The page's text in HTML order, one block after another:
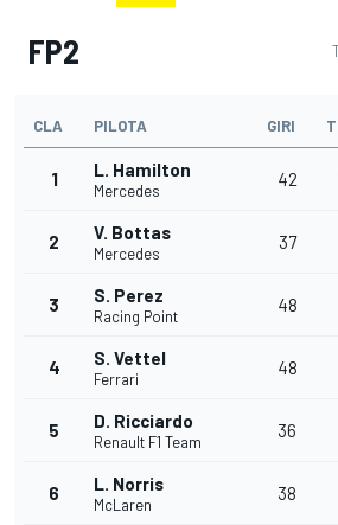
FP2
CLA PILOTA GIRI
1 L. Hamilton
Mercedes
42
2 V. Bottas
Mercedes
37
3 S. Perez
Racing Point
48
4 S. Vettel
Ferrari
48
5 D. Ricciardo
Renault F1 Team
36
6 L. Norris
McLaren
38